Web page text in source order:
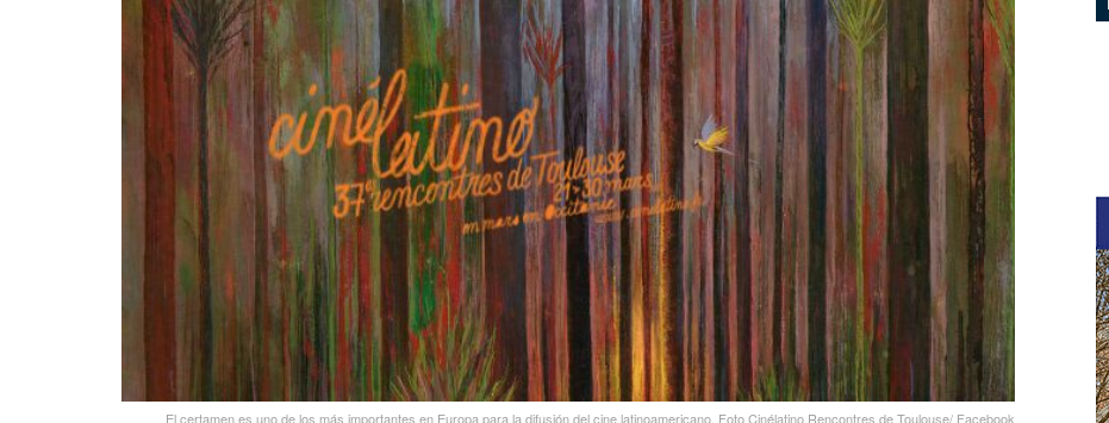
El certamen es uno de los más importantes en Europa para la difusión del cine latinoamericano. Foto Cinélatino Rencontres de Toulouse/ Facebook